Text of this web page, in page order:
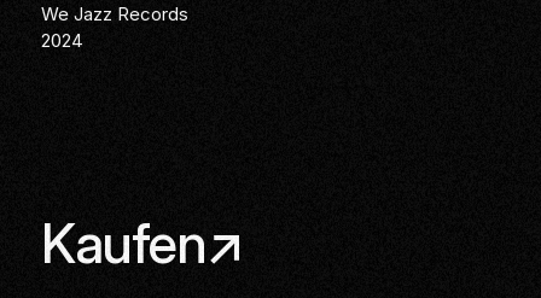
We Jazz Records
2024
Links
Kaufen